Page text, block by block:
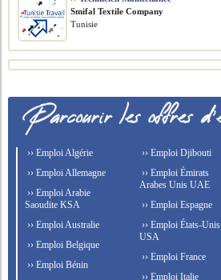
Smifal Textile Company
Tunisie
›› Emploi Algérie
›› Emploi Allemagne
›› Emploi Arabie
Saoudite KSA
›› Emploi Australie
›› Emploi Belgique
›› Emploi Bénin
›› Emploi Djibouti
›› Emploi Émirats
Arabes Unis UAE
›› Emploi Espagne
›› Emploi États-Unis
USA
›› Emploi France
›› Emploi Italie